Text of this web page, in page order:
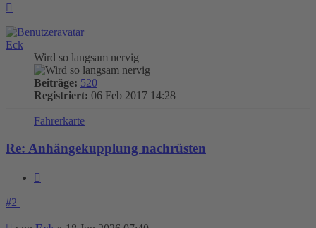
Eck
Wird so langsam nervig
Beiträge: 520
Registriert: 06 Feb 2017 14:28
Fahrerkarte
Re: Anhängekupplung nachrüsten
#2
Beitrag